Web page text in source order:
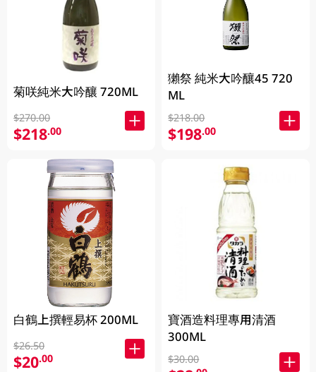
菊咲純米大吟釀 720ML
$270.00
$218.00
白鶴上撰輕易杯 200ML
$26.50
$20.00
獺祭 純米大吟釀45 720
ML
$218.00
$198.00
寶酒造料理專用清酒
300ML
$30.00